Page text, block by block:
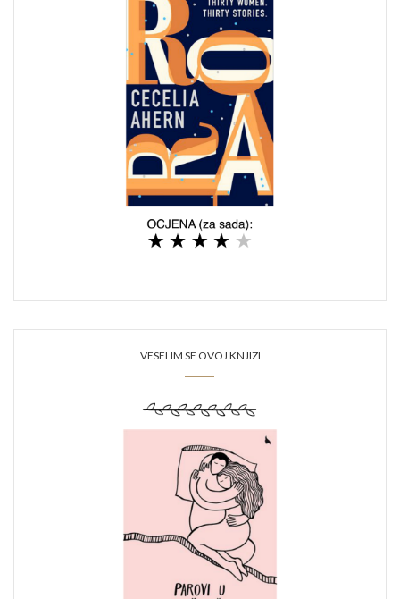
VESELIM SE OVOJ KNJIZI